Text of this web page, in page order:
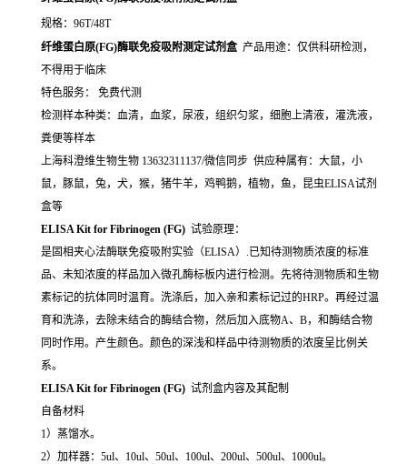
规格：96T/48T
纤维蛋白原(FG)酶联免疫吸附测定试剂盒 产品用途：仅供科研检测，
不得用于临床
特色服务： 免费代测
检测样本种类：血清，血浆，尿液，组织匀浆，细胞上清液，灌洗液，
粪便等样本
上海科澄维生物生物 13632311137/微信同步 供应种属有：大鼠，小
鼠，豚鼠，兔，犬，猴，猪牛羊，鸡鸭鹅，植物，鱼，昆虫ELISA试剂
盒等
ELISA Kit for Fibrinogen (FG) 试验原理：
是固相夹心法酶联免疫吸附实验（ELISA）.已知待测物质浓度的标准
品、未知浓度的样品加入微孔酶标板内进行检测。先将待测物质和生物
素标记的抗体同时温育。洗涤后，加入亲和素标记过的HRP。再经过温
育和洗涤，去除未结合的酶结合物，然后加入底物A、B，和酶结合物
同时作用。产生颜色。颜色的深浅和样品中待测物质的浓度呈比例关
系。
ELISA Kit for Fibrinogen (FG) 试剂盒内容及其配制
自备材料
1）蒸馏水。
2）加样器：5ul、10ul、50ul、100ul、200ul、500ul、1000ul。